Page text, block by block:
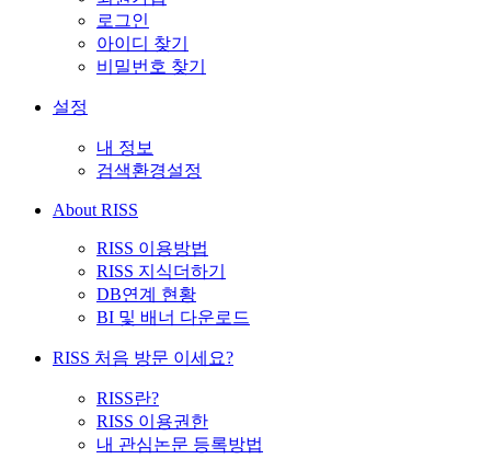
로그인
아이디 찾기
비밀번호 찾기
설정
내 정보
검색환경설정
About RISS
RISS 이용방법
RISS 지식더하기
DB연계 현황
BI 및 배너 다운로드
RISS 처음 방문 이세요?
RISS란?
RISS 이용권한
내 관심논문 등록방법